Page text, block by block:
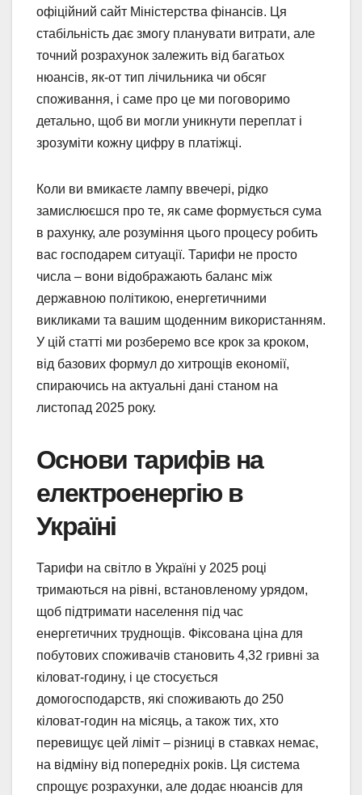
офіційний сайт Міністерства фінансів. Ця
стабільність дає змогу планувати витрати, але
точний розрахунок залежить від багатьох
нюансів, як-от тип лічильника чи обсяг
споживання, і саме про це ми поговоримо
детально, щоб ви могли уникнути переплат і
зрозуміти кожну цифру в платіжці.
Коли ви вмикаєте лампу ввечері, рідко
замислюєшся про те, як саме формується сума
в рахунку, але розуміння цього процесу робить
вас господарем ситуації. Тарифи не просто
числа – вони відображають баланс між
державною політикою, енергетичними
викликами та вашим щоденним використанням.
У цій статті ми розберемо все крок за кроком,
від базових формул до хитрощів економії,
спираючись на актуальні дані станом на
листопад 2025 року.
Основи тарифів на
електроенергію в
Україні
Тарифи на світло в Україні у 2025 році
тримаються на рівні, встановленому урядом,
щоб підтримати населення під час
енергетичних труднощів. Фіксована ціна для
побутових споживачів становить 4,32 гривні за
кіловат-годину, і це стосується
домогосподарств, які споживають до 250
кіловат-годин на місяць, а також тих, хто
перевищує цей ліміт – різниці в ставках немає,
на відміну від попередніх років. Ця система
спрощує розрахунки, але додає нюансів для